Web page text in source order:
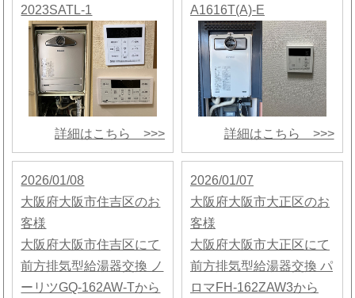
2023SATL-1
詳細はこちら >>>
A1616T(A)-E
詳細はこちら >>>
2026/01/08
大阪府大阪市住吉区のお
客様
大阪府大阪市住吉区にて
前方排気型給湯器交換 ノ
ーリツGQ-162AW-Tから
2026/01/07
大阪府大阪市大正区のお
客様
大阪府大阪市大正区にて
前方排気型給湯器交換 パ
ロマFH-162ZAW3から